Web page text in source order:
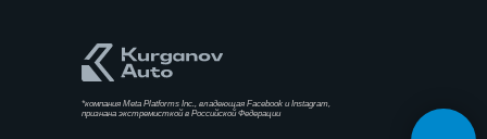
*компания Meta Platforms Inc., владеющая Facebook и Instagram,
признана экстремисткой в Российской Федерации